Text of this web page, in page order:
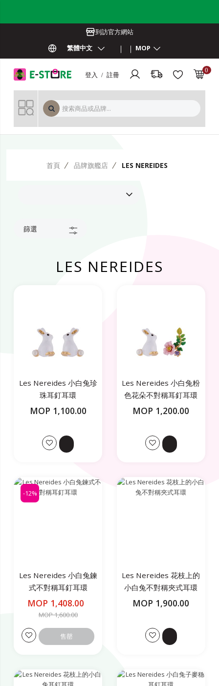
到訪官方網站
繁體中文
MOP
登入 / 註冊
0
首頁 品牌旗艦店 LES NEREIDES
篩選
LES NEREIDES
Les Nereides 小白兔珍
珠耳釘耳環
MOP 1,100.00
Les Nereides 小白兔粉
色花朵不對稱耳釘耳環
MOP 1,200.00
-12%
Les Nereides 小白兔鍊
式不對稱耳釘耳環
MOP 1,408.00
MOP 1,600.00
售罄
Les Nereides 花枝上的
小白兔不對稱夾式耳環
MOP 1,900.00